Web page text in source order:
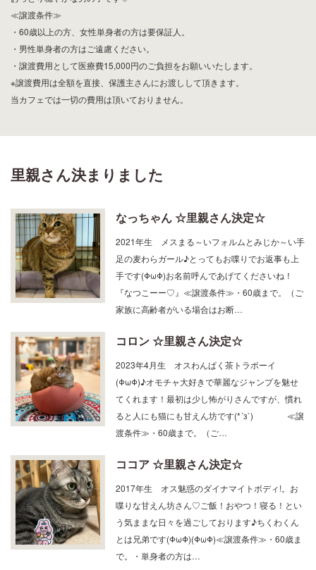
≪譲渡条件≫
・60歳以上の方、女性単身者の方は要保証人。
・男性単身者の方はご遠慮ください。
・譲渡費用として医療費15,000円のご負担をお願いいたします。
※譲渡費用は全額を直接、保護主さんにお渡しして頂きます。
当カフェでは一切の費用は頂いておりません。
里親さん決まりました
なっちゃん ☆里親さん決定☆
足の麦わらガール♪とってもお喋りでお返事も上
手です(ΦωΦ)お名前呼んであげてくださいね！
『なつこーー♡』≪譲渡条件≫・60歳まで。（ご
家族に高齢者がいる場合はお断…
コロン ☆里親さん決定☆
(ΦωΦ)♪オモチャ大好きで華麗なジャンプを魅せ
てくれます！最初は少し怖がりさんですが、慣れ
ると人にも猫にも甘えん坊です(*´з`) ≪譲
渡条件≫・60歳まで。（ご…
ココア ☆里親さん決定☆
喋りな甘えん坊さん♡ご飯！おやつ！寝る！とい
う気ままな日々を過ごしております♪ちくわくん
とは兄弟です(ΦωΦ)(ΦωΦ)≪譲渡条件≫・60歳ま
で。・単身者の方は…